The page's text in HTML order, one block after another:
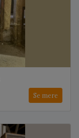
Se mere